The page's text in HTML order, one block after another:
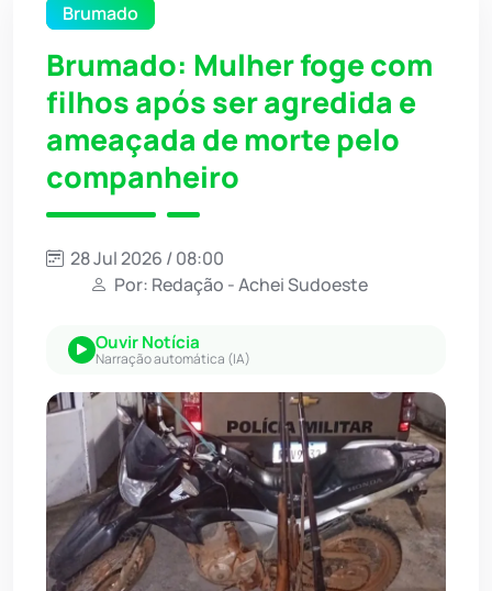
Brumado
Brumado: Mulher foge com
filhos após ser agredida e
ameaçada de morte pelo
companheiro
28 Jul 2026 / 08:00
Por: Redação - Achei Sudoeste
Ouvir Notícia
Narração automática (IA)